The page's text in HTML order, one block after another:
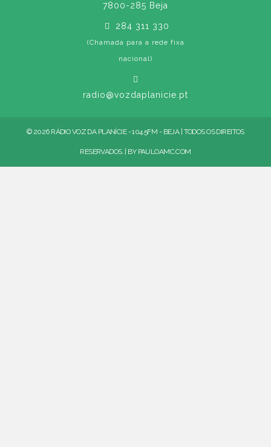
7800-285 Beja
284 311 330
(Chamada para a rede fixa
nacional)
radio@vozdaplanicie.pt
© 2026 RÁDIO VOZ DA PLANÍCIE - 104.5FM - BEJA | TODOS OS DIREITOS
RESERVADOS. | BY PAULOAMC.COM